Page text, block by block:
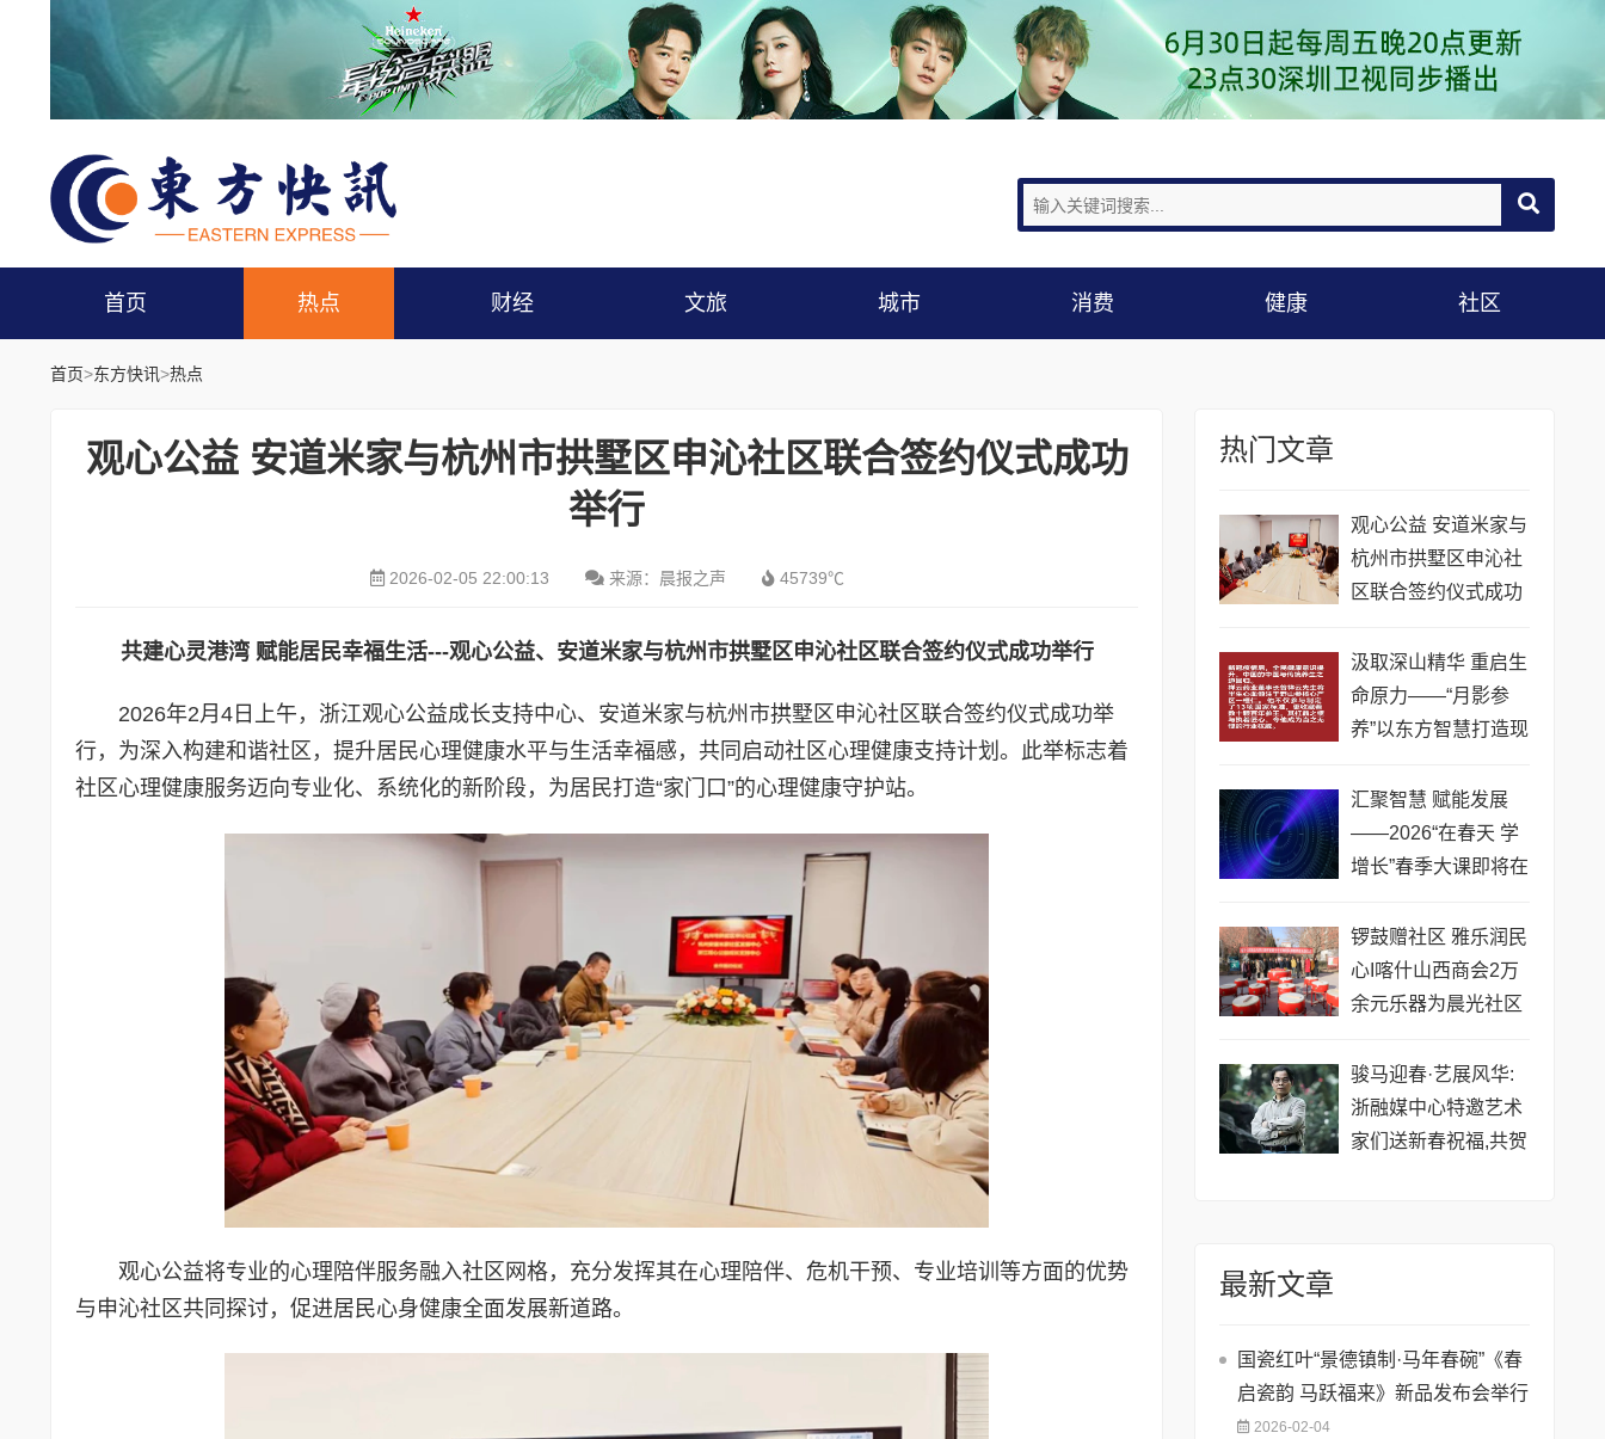
首页 热点 财经 文旅 城市 消费 健康 社区
首页>东方快讯>热点
观心公益 安道米家与杭州市拱墅区申沁社区联合签约仪式成功
举行
2026-02-05 22:00:13 来源：晨报之声 45739℃
共建心灵港湾 赋能居民幸福生活---观心公益、安道米家与杭州市拱墅区申沁社区联合签约仪式成功举行
2026年2月4日上午，浙江观心公益成长支持中心、安道米家与杭州市拱墅区申沁社区联合签约仪式成功举
行，为深入构建和谐社区，提升居民心理健康水平与生活幸福感，共同启动社区心理健康支持计划。此举标志着
社区心理健康服务迈向专业化、系统化的新阶段，为居民打造“家门口”的心理健康守护站。
观心公益将专业的心理陪伴服务融入社区网格，充分发挥其在心理陪伴、危机干预、专业培训等方面的优势
与申沁社区共同探讨，促进居民心身健康全面发展新道路。
热门文章
观心公益 安道米家与
杭州市拱墅区申沁社
区联合签约仪式成功
汲取深山精华 重启生
命原力——“月影参
养”以东方智慧打造现
汇聚智慧 赋能发展
——2026“在春天 学
增长”春季大课即将在
锣鼓赠社区 雅乐润民
心I喀什山西商会2万
余元乐器为晨光社区
骏马迎春·艺展风华:
浙融媒中心特邀艺术
家们送新春祝福,共贺
最新文章
国瓷红叶“景德镇制·马年春碗”《春
启瓷韵 马跃福来》新品发布会举行
2026-02-04